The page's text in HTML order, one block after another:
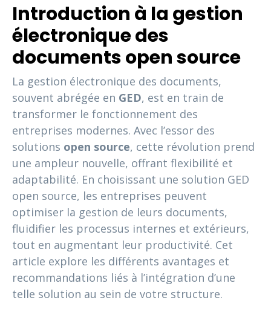
Introduction à la gestion
électronique des
documents open source
La gestion électronique des documents,
souvent abrégée en GED, est en train de
transformer le fonctionnement des
entreprises modernes. Avec l’essor des
solutions open source, cette révolution prend
une ampleur nouvelle, offrant flexibilité et
adaptabilité. En choisissant une solution GED
open source, les entreprises peuvent
optimiser la gestion de leurs documents,
fluidifier les processus internes et extérieurs,
tout en augmentant leur productivité. Cet
article explore les différents avantages et
recommandations liés à l’intégration d’une
telle solution au sein de votre structure.